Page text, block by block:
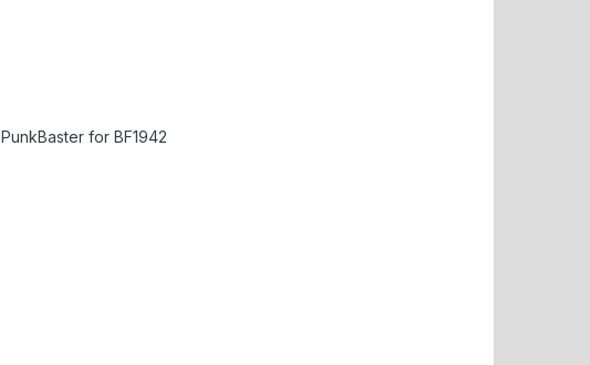
for BF1942